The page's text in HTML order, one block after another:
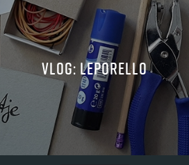
VLOG: Leporello